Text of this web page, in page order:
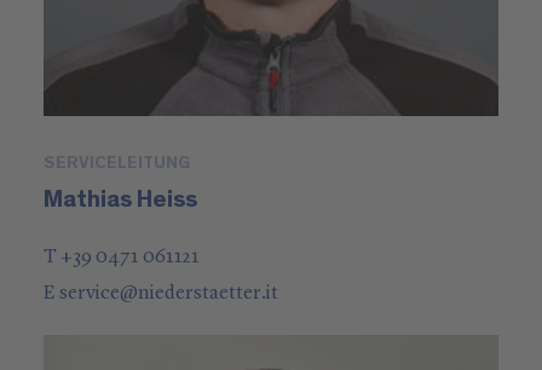
SERVICELEITUNG
Mathias Heiss
T +39 0471 061121
Eservice@niederstaetter.it